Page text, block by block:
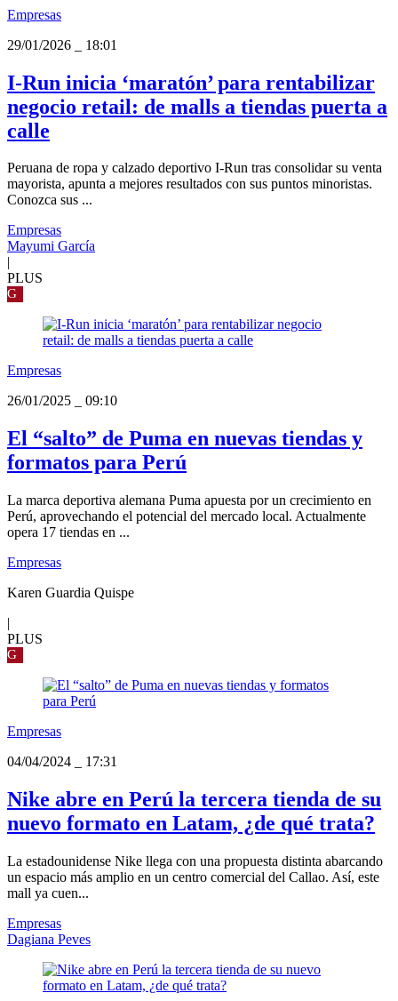
Empresas
29/01/2026
18:01
I-Run inicia ‘maratón’ para rentabilizar
negocio retail: de malls a tiendas puerta a
calle
Peruana de ropa y calzado deportivo I-Run tras consolidar su venta
mayorista, apunta a mejores resultados con sus puntos minoristas.
Conozca sus ...
Empresas
Mayumi García
PLUS
G
Empresas
26/01/2025
09:10
El “salto” de Puma en nuevas tiendas y
formatos para Perú
La marca deportiva alemana Puma apuesta por un crecimiento en
Perú, aprovechando el potencial del mercado local. Actualmente
opera 17 tiendas en ...
Empresas
Karen Guardia Quispe
|
PLUS
G
Empresas
04/04/2024
17:31
Nike abre en Perú la tercera tienda de su
nuevo formato en Latam, ¿de qué trata?
La estadounidense Nike llega con una propuesta distinta abarcando
un espacio más amplio en un centro comercial del Callao. Así, este
mall ya cuen...
Empresas
Dagiana Peves